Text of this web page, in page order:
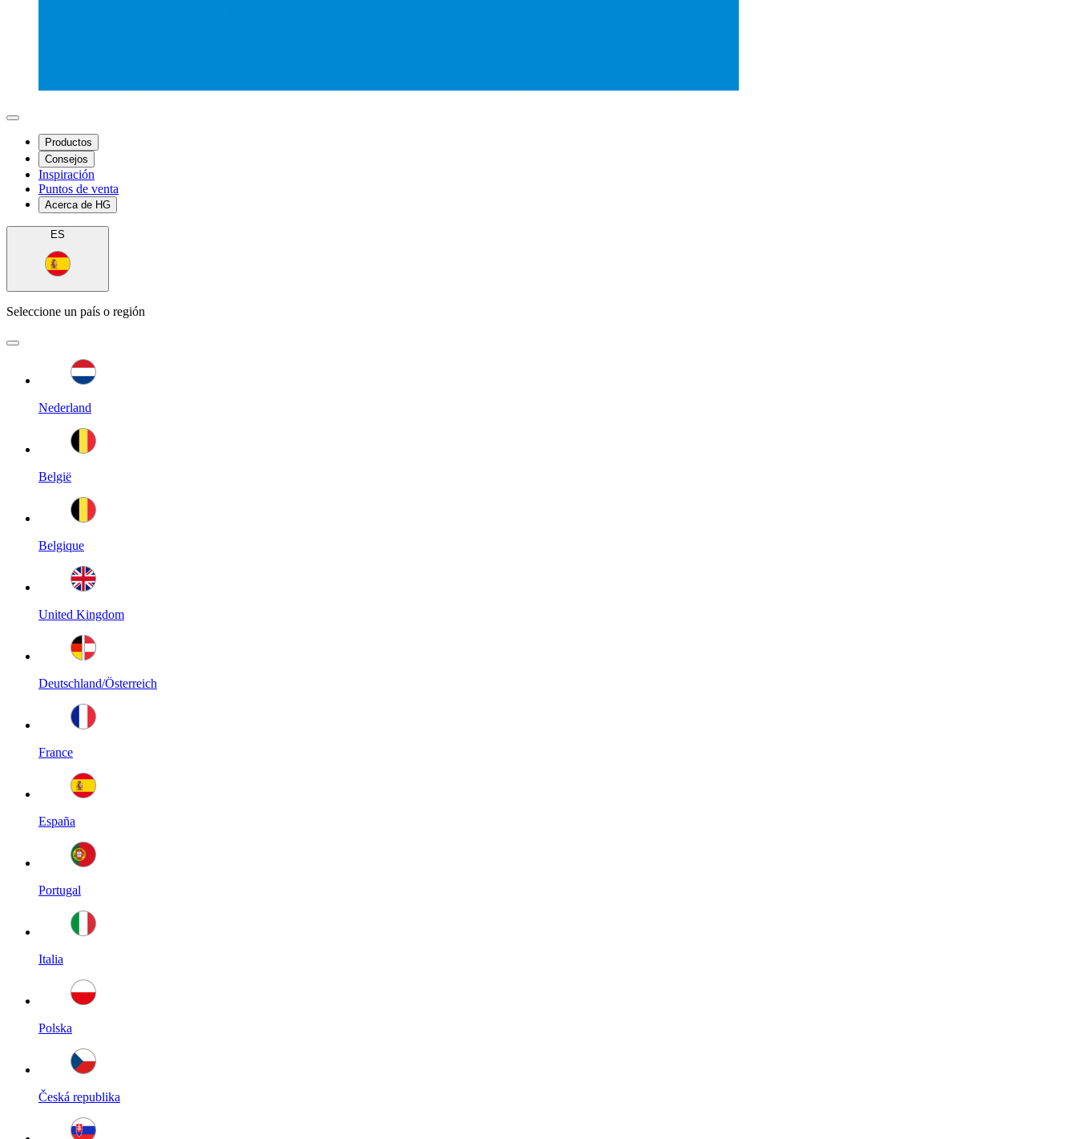
Productos
Consejos
Inspiración
Puntos de venta
Acerca de HG
ES
Seleccione un país o región
Nederland
België
Belgique
United Kingdom
Deutschland/Österreich
France
España
Portugal
Italia
Polska
Česká republika